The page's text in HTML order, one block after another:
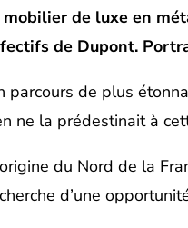
mobilier de luxe en
de Dupont.
parcours de plus
ne la prédestinait à
du Nord de la
d’une